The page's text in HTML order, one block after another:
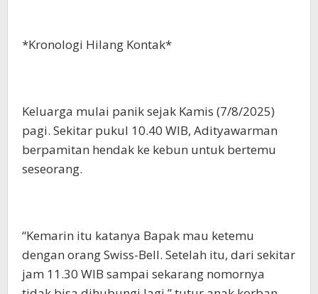
*Kronologi Hilang Kontak*
Keluarga mulai panik sejak Kamis (7/8/2025)
pagi. Sekitar pukul 10.40 WIB, Adityawarman
berpamitan hendak ke kebun untuk bertemu
seseorang.
“Kemarin itu katanya Bapak mau ketemu
dengan orang Swiss-Bell. Setelah itu, dari sekitar
jam 11.30 WIB sampai sekarang nomornya